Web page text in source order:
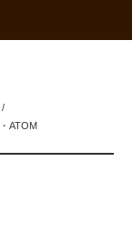
/
・ ATOM